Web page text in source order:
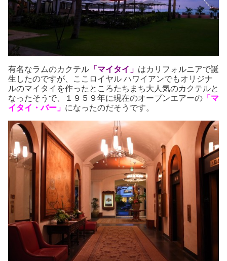
有名なラムのカクテル 「マイタイ」 はカリフォルニアで誕
生したのですが、ここロイヤル ハワイアンでもオリジナ
ルのマイタイを作ったところたちまち大人気のカクテルと
なったそうで、１９５９年に現在のオープンエアーの 「マ
イタイ・バー」 になったのだそうです。